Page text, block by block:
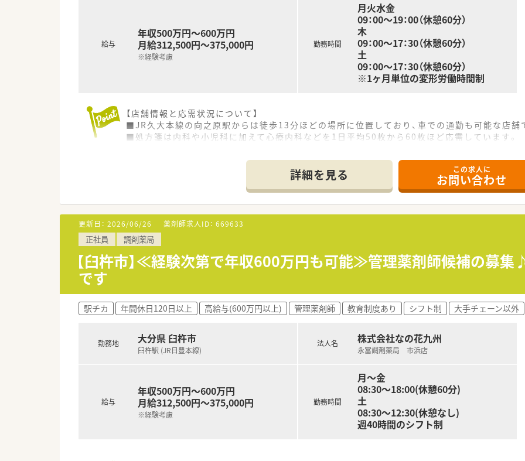
給与
年収500万円～600万円
月給312,500円～375,000円
※経験考慮
勤務時間
月火水金
09：00～19：00（休憩60分）
木
09：00～17：30（休憩60分）
土
09：00～17：30（休憩60分）
※1ヶ月単位の変形労働時間制
【店舗情報と応需状況について】
■JR久大本線の向之原駅からは徒歩13分ほどの場所に位置しており、車での通勤も可能な店舗
■処方箋は内科や小児科に加えて心療内科などを1日平均50枚から60枚ほど応需しています。
■残業時間は月に5時間程度と非常に少なく、定時後の時間を有効に活用できるワークライフバ
■1分単位で残業代が計算されるシステムが導入されており、働いた分はしっかりと給与に反映
■有給休暇の取得も推奨されており、入社3ヶ月後から付与されるなど取得しやすい環境が整っ
【法人特徴について】
■全国規模で展開する大手グループの一員として、九州および中国エリアで多数の店舗を運営
■業界トップクラスの加盟店舗数を持つグループの安定した経営基盤があり、安心して長く働
■地域連携薬局や健康サポート薬局の認定取得にも積極的で、地域医療への貢献を重視してい
詳細を見る この求人に
お問い合わせ
更新日： 2026/06/26 薬剤師求人ID： 669633
正社員 調剤薬局
【臼杵市】≪経験次第で年収600万円も可能≫管理薬剤師候補の募
です
駅チカ 年間休日120日以上 高給与(600万円以上) 管理薬剤師 教育制度あり シフト制 大手チェーン以外
勤務地 大分県 臼杵市
臼杵駅 (JR日豊本線)
給与
年収500万円～600万円
月給312,500円～375,000円
※経験考慮
法人名 株式会社なの花九州
永冨調剤薬局 市浜店
勤務時間
月～金
08:30～18:00(休憩60分)
土
08:30～12:30(休憩なし)
週40時間のシフト制